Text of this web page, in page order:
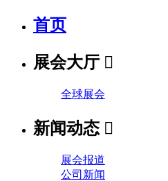
首页
展会大厅 
全球展会
新闻动态 
展会报道
公司新闻